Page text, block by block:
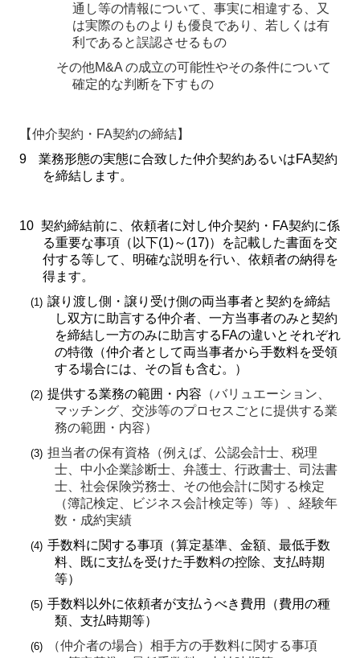
通し等の情報について、事実に相違する、又
は実際のものよりも優良であり、若しくは有
利であると誤認させるもの
その他M&A の成立の可能性やその条件について
確定的な判断を下すもの
【仲介契約・ FA契約の締結】
9
業務形態の実態に合致した仲介契約あるいはFA契約
を締結します。
10 契約締結前に、依頼者に対し仲介契約・ FA契約に係
る重要な事項（以下(1)～ (17)）を記載した書面を交
付する等して、明確な説明を行い、依頼者の納得を
得ます。
(1) 譲り渡し側・譲り受け側の両当事者と契約を締結
し双方に助言する仲介者、一方当事者のみと契約
を締結し一方のみに助言する FAの違いとそれぞれ
の特徴（仲介者として両当事者から手数料を受領
する場合には、その旨も含む。）
(2) 提供する業務の範囲・内容 （バリュエーション、
マッチング、交渉等のプロセスごとに提供する業
務の範囲・内容）
(3) 担当者の保有資格（例えば、公認会計士、税理
士、中小企業診断士、弁護士、行政書士、司法書
士、社会保険労務士、その他会計に関する検定
（簿記検定、ビジネス会計検定等）等）、経験年
数・成約実績
(4) 手数料に関する事項（算定基準、金額、最低手数
料、既に支払を受けた手数料の控除、支払時期
等）
(5) 手数料以外に依頼者が支払うべき費用（費用の種
類、支払時期等）
(6)
（仲介者の場合）相手方の手数料に関する事項